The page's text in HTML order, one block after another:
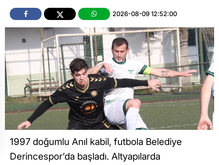
2026-08-09 12:52:00
1997 doğumlu Anıl kabil, futbola Belediye
Derincespor’da başladı. Altyapılarda